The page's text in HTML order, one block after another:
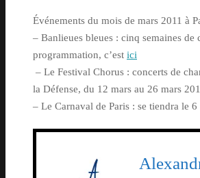
Événements du mois de mars 2011 à
– Banlieues bleues : cinq semaines
programmation, c’est ici
– Le Festival Chorus : concerts de
la Défense, du 12 mars au 26 mars
– Le Carnaval de Paris : se tiendra le